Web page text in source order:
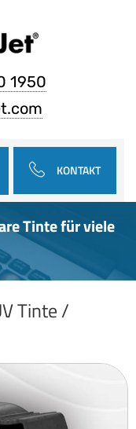
1950
KONTAKT
Tinte für viele
Tinte /